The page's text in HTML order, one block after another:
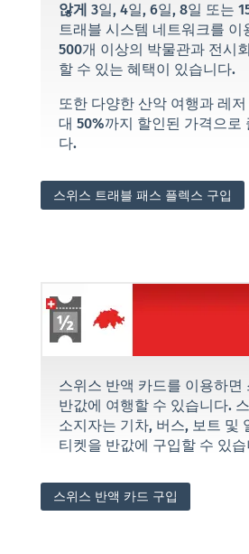
않게 3일, 4일, 6일, 8일 또는
트래블 시스템 네트워크를 이
500개 이상의 박물관과 전시
할 수 있는 혜택이 있습니다.
또한 다양한 산악 여행과 레저
대 50%까지 할인된 가격으로
다.
스위스 트래블 패스 플렉스 구입
스위스 반액 카드를 이용하면
반값에 여행할 수 있습니다.
소지자는 기차, 버스, 보트 및
티켓을 반값에 구입할 수 있
스위스 반액 카드 구입